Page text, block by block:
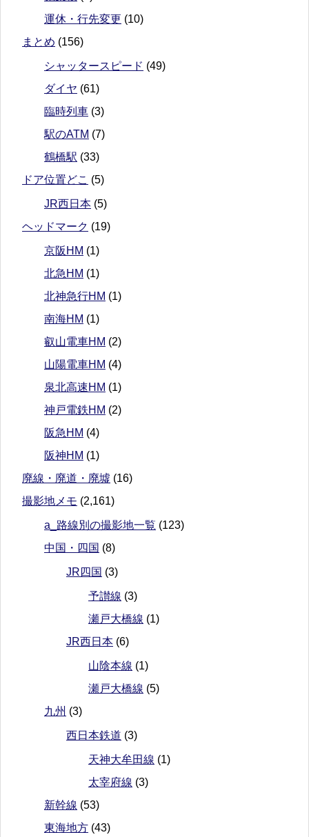
運休・行先変更 (10)
まとめ (156)
シャッタースピード (49)
ダイヤ (61)
臨時列車 (3)
駅のATM (7)
鶴橋駅 (33)
ドア位置どこ (5)
JR西日本 (5)
ヘッドマーク (19)
京阪HM (1)
北急HM (1)
北神急行HM (1)
南海HM (1)
叡山電車HM (2)
山陽電車HM (4)
泉北高速HM (1)
神戸電鉄HM (2)
阪急HM (4)
阪神HM (1)
廃線・廃道・廃墟 (16)
撮影地メモ (2,161)
a_路線別の撮影地一覧 (123)
中国・四国 (8)
JR四国 (3)
予讃線 (3)
瀬戸大橋線 (1)
JR西日本 (6)
山陰本線 (1)
瀬戸大橋線 (5)
九州 (3)
西日本鉄道 (3)
天神大牟田線 (1)
太宰府線 (3)
新幹線 (53)
東海地方 (43)